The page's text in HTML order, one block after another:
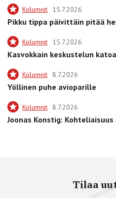
Kolumnit 15.7.2026
Pikku tippa päivittäin pitää
Kolumnit 15.7.2026
Kasvokkain keskustelun
Kolumnit 8.7.2026
Yöllinen puhe avioparille
Kolumnit 8.7.2026
Joonas Konstig:
Tilaa